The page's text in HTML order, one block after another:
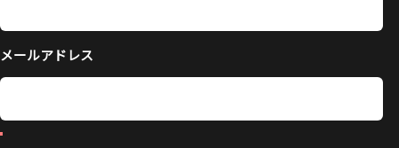
メールアドレス